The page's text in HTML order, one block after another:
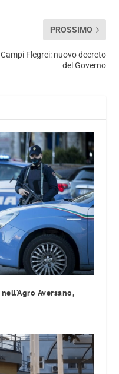
PROSSIMO
Campi Flegrei: nuovo decreto
del Governo
Aversano,